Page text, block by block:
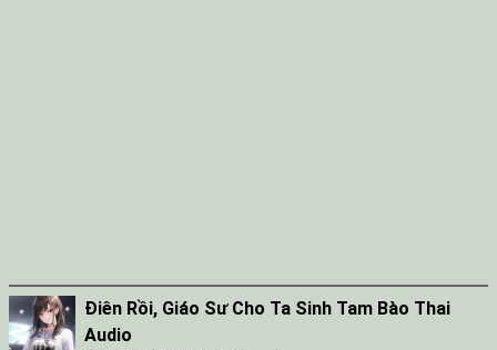
Điên Rồi, Giáo Sư Cho Ta Sinh Tam Bào Thai
Audio